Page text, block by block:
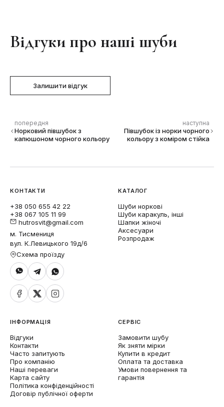
Відгуки про наші шуби
Залишити відгук
попередня
Норковий півшубок з
капюшоном чорного кольору
наступна
Півшубок із норки чорного
кольору з коміром стійка
КОНТАКТИ
+38 050 655 42 22
+38 067 105 11 99
hutrosvit@gmail.com
м. Тисмениця
вул. К.Левицького 19д/6
Схема проїзду
КАТАЛОГ
Шуби норкові
Шуби каракуль, інші
Шапки жіночі
Аксесуари
Розпродаж
ІНФОРМАЦІЯ
Відгуки
Контакти
Часто запитують
Про компанію
Наші переваги
Карта сайту
Політика конфіденційності
Договір публічної оферти
СЕРВІС
Замовити шубу
Як зняти мірки
Купити в кредит
Оплата та доставка
Умови повернення та
гарантія